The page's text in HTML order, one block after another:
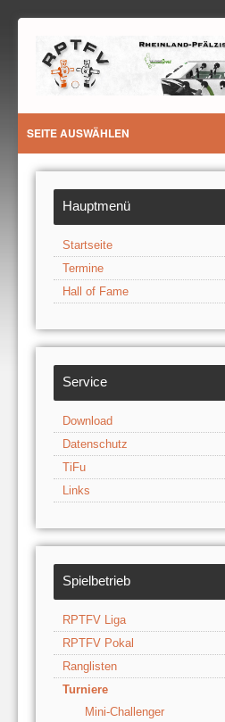
Hauptmenü
Startseite
Termine
Hall of Fame
Service
Download
Datenschutz
TiFu
Links
Spielbetrieb
RPTFV Liga
RPTFV Pokal
Ranglisten
Turniere
Mini-Challenger